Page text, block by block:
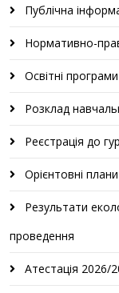
Публічна
Нормативно-
Освітні програми
Розклад
Реєстрація до
Орієнтовні
Результати
проведення
Атестація 2026/